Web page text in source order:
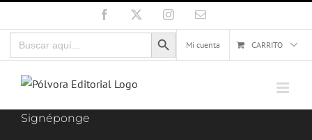
al
contenido
Facebook InstagramCorreo
Buscar:
Botón de búsqueda
Mi cuenta
CARRITO
Signéponge